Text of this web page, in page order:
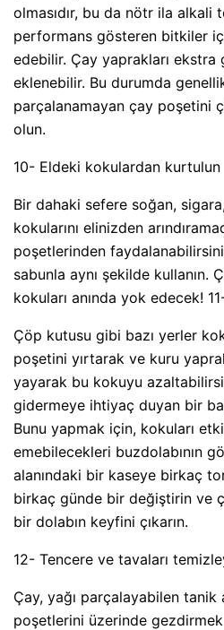
olmasıdır, bu da nötr ila alkali
performans gösteren bitkiler
edebilir. Çay yaprakları
eklenebilir. Bu durumda
parçalanamayan çay poşetini
olun.
10- Eldeki kokulardan kurtulun
Bir dahaki sefere soğan,
kokularını elinizden
poşetlerinden
sabunla aynı şekilde kullanın.
kokuları anında yok edecek!
Çöp kutusu gibi bazı yerler
poşetini yırtarak ve kuru
yayarak bu kokuyu
gidermeye ihtiyaç duyan bir
Bunu yapmak için, kokuları
emebilecekleri buzdolabının
alanındaki bir kaseye birkaç
birkaç günde bir değiştirin ve
bir dolabın keyfini çıkarın.
12- Tencere ve tavaları
Çay, yağı parçalayabilen tanik
poşetlerini üzerinde